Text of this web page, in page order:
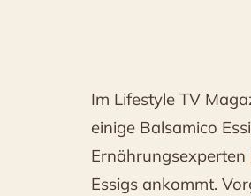
Im Lifestyle TV
einige Balsamico
Ernährungsexperten
Essigs ankommt.